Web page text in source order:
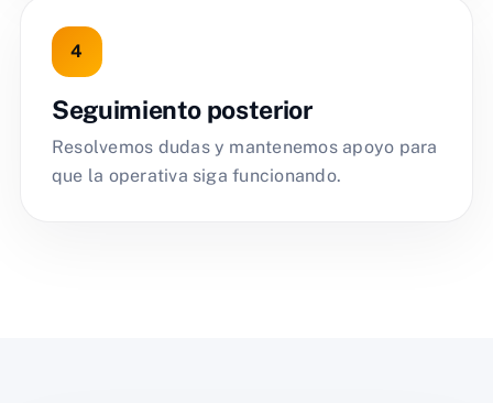
Seguimiento posterior
Resolvemos dudas y mantenemos apoyo para
que la operativa siga funcionando.